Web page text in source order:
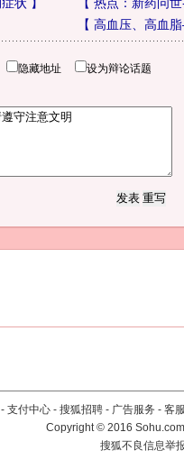
【 高血压、高血
隐藏地址 设为辩论话题
- 支付中心 - 搜狐招聘 - 广告服务 - 客
Copyright©2016
搜狐不良信息举